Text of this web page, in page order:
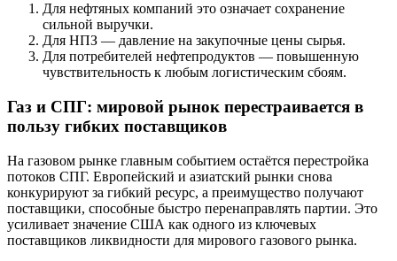
Для нефтяных компаний это означает сохранение
сильной выручки.
Для НПЗ — давление на закупочные цены сырья.
Для потребителей нефтепродуктов — повышенную
чувствительность к любым логистическим сбоям.
Газ и СПГ: мировой рынок перестраивается в
пользу гибких поставщиков
На газовом рынке главным событием остаётся перестройка
потоков СПГ. Европейский и азиатский рынки снова
конкурируют за гибкий ресурс, а преимущество получают
поставщики, способные быстро перенаправлять партии. Это
усиливает значение США как одного из ключевых
поставщиков ликвидности для мирового газового рынка.